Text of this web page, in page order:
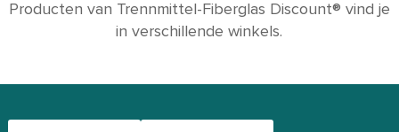
Producten van Trennmittel-Fiberglas Discount® vind je
in verschillende winkels.